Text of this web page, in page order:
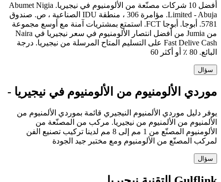
أفضل 10 شركات مصنّعة من الألومنيوم في نيجيريا. Abumet Nigia
Limited - Abuja. مؤامرة 306 ، منطقة IDU الصناعية ، ص. صندوق
5781. أبوجا. أبوجا FCT. استمتع بمشتريات آمنة مع أوسع مجموعة
من Jumia من أفضل انتصار الألومنيوم في سعر نيجيريا في Naira
Fast Delive Cash على التسليم المتاح المرسلة من نيجيريا. درجة
البائع. 80 ٪ أو أكثر 60
سؤال
موردي الألومنيوم من الألومنيوم في نيجيريا -
يوفر دليل موردي الألمنيوم النيجيري قائمة بموردي الألمنيوم من
الألمنيوم من الألمنيوم من نيجيريا. مركب من المصنّعة من
الألومنيوم المصنّع من 1 مم إلى 8 مم لدينا تركيب تصنيع الفن
لمركب المصنّع من الألومنيوم ومع مختبر جيد الجودة
سؤال